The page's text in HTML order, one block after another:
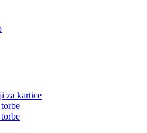
za kartice